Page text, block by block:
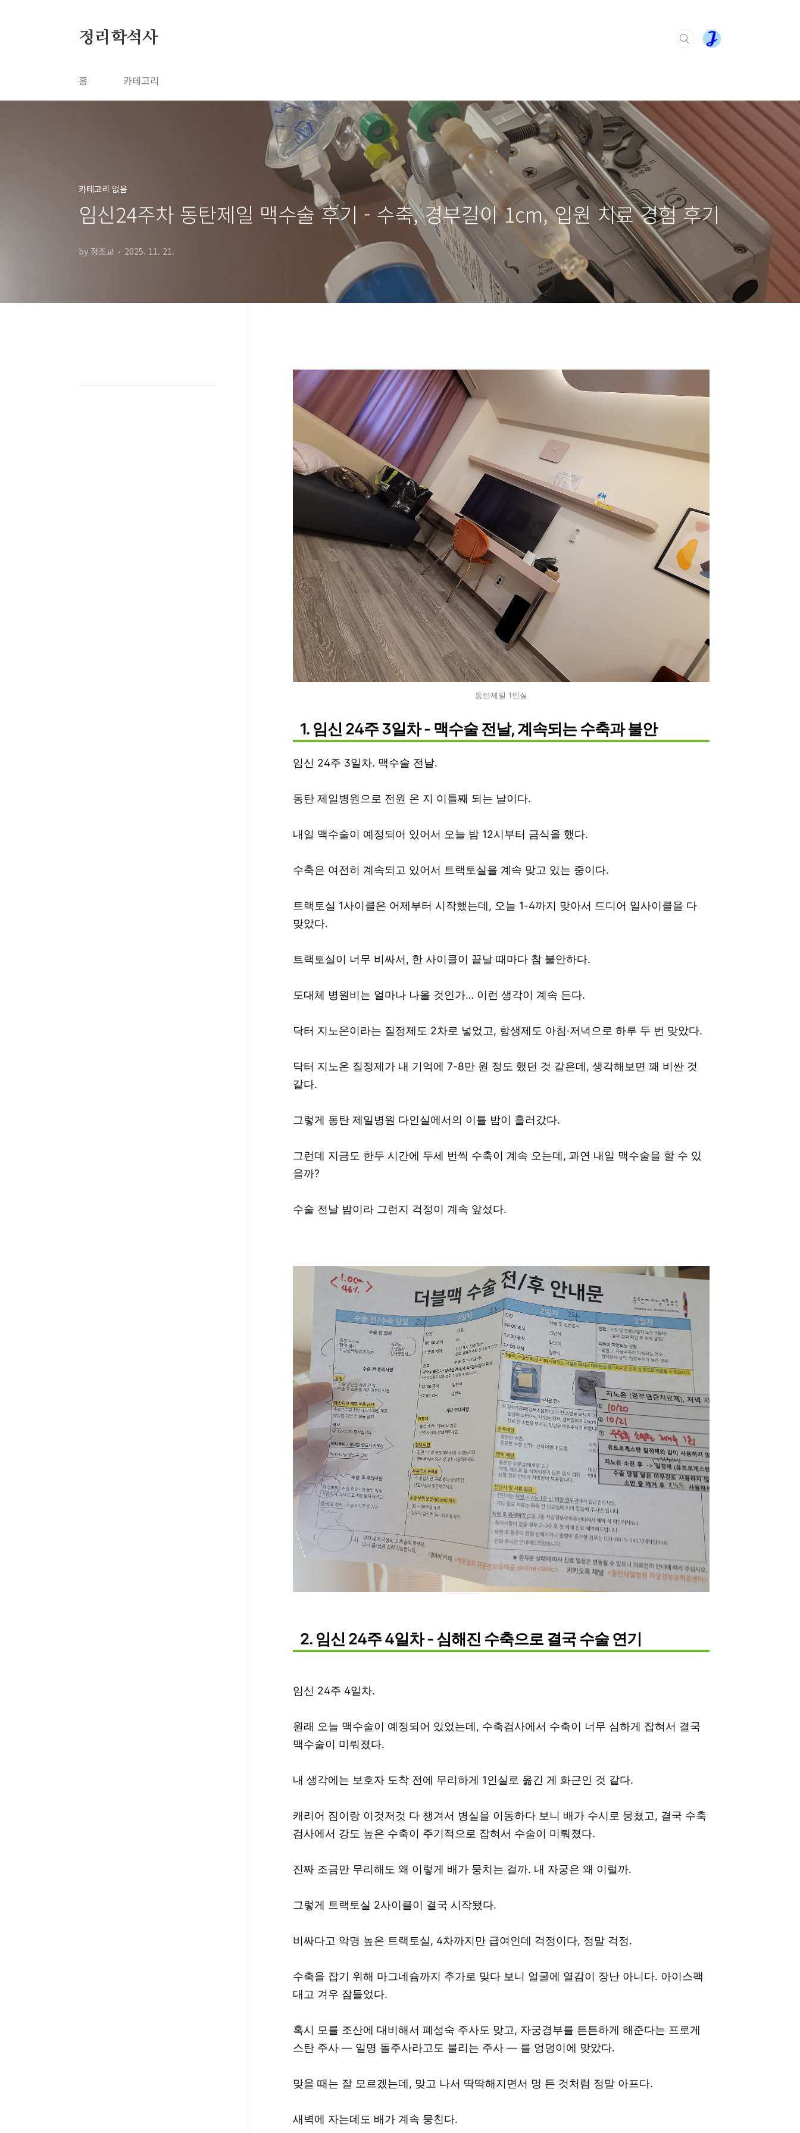
정리학석사
홈 카테고리
카테고리 없음
임신24주차 동탄제일 맥수술 후기 - 수축, 경부길이 1cm, 입원 치료 경험 후기
by 정조교 2025. 11. 21.
동탄제일 1인실
1. 임신 24주 3일차 - 맥수술 전날, 계속되는 수축과 불안
임신 24주 3일차. 맥수술 전날.
동탄 제일병원으로 전원 온 지 이틀째 되는 날이다.
내일 맥수술이 예정되어 있어서 오늘 밤 12시부터 금식을 했다.
수축은 여전히 계속되고 있어서 트랙토실을 계속 맞고 있는 중이다.
트랙토실 1사이클은 어제부터 시작했는데, 오늘 1-4까지 맞아서 드디어 일사이클을 다
맞았다.
트랙토실이 너무 비싸서, 한 사이클이 끝날 때마다 참 불안하다.
도대체 병원비는 얼마나 나올 것인가… 이런 생각이 계속 든다.
닥터 지노온이라는 질정제도 2차로 넣었고, 항생제도 아침·저녁으로 하루 두 번 맞았다.
닥터 지노온 질정제가 내 기억에 7-8만 원 정도 했던 것 같은데, 생각해보면 꽤 비싼 것
같다.
그렇게 동탄 제일병원 다인실에서의 이틀 밤이 흘러갔다.
그런데 지금도 한두 시간에 두세 번씩 수축이 계속 오는데, 과연 내일 맥수술을 할 수 있
을까?
수술 전날 밤이라 그런지 걱정이 계속 앞섰다.
2. 임신 24주 4일차 - 심해진 수축으로 결국 수술 연기
임신 24주 4일차.
원래 오늘 맥수술이 예정되어 있었는데, 수축검사에서 수축이 너무 심하게 잡혀서 결국
맥수술이 미뤄졌다.
내 생각에는 보호자 도착 전에 무리하게 1인실로 옮긴 게 화근인 것 같다.
캐리어 짐이랑 이것저것 다 챙겨서 병실을 이동하다 보니 배가 수시로 뭉쳤고, 결국 수축
검사에서 강도 높은 수축이 주기적으로 잡혀서 수술이 미뤄졌다.
진짜 조금만 무리해도 왜 이렇게 배가 뭉치는 걸까. 내 자궁은 왜 이럴까.
그렇게 트랙토실 2사이클이 결국 시작됐다.
비싸다고 악명 높은 트랙토실, 4차까지만 급여인데 걱정이다, 정말 걱정.
수축을 잡기 위해 마그네슘까지 추가로 맞다 보니 얼굴에 열감이 장난 아니다. 아이스팩
대고 겨우 잠들었다.
혹시 모를 조산에 대비해서 폐성숙 주사도 맞고, 자궁경부를 튼튼하게 해준다는 프로게
스탄 주사 — 일명 돌주사라고도 불리는 주사 — 를 엉덩이에 맞았다.
맞을 때는 잘 모르겠는데, 맞고 나서 딱딱해지면서 멍 든 것처럼 정말 아프다.
새벽에 자는데도 배가 계속 뭉친다.